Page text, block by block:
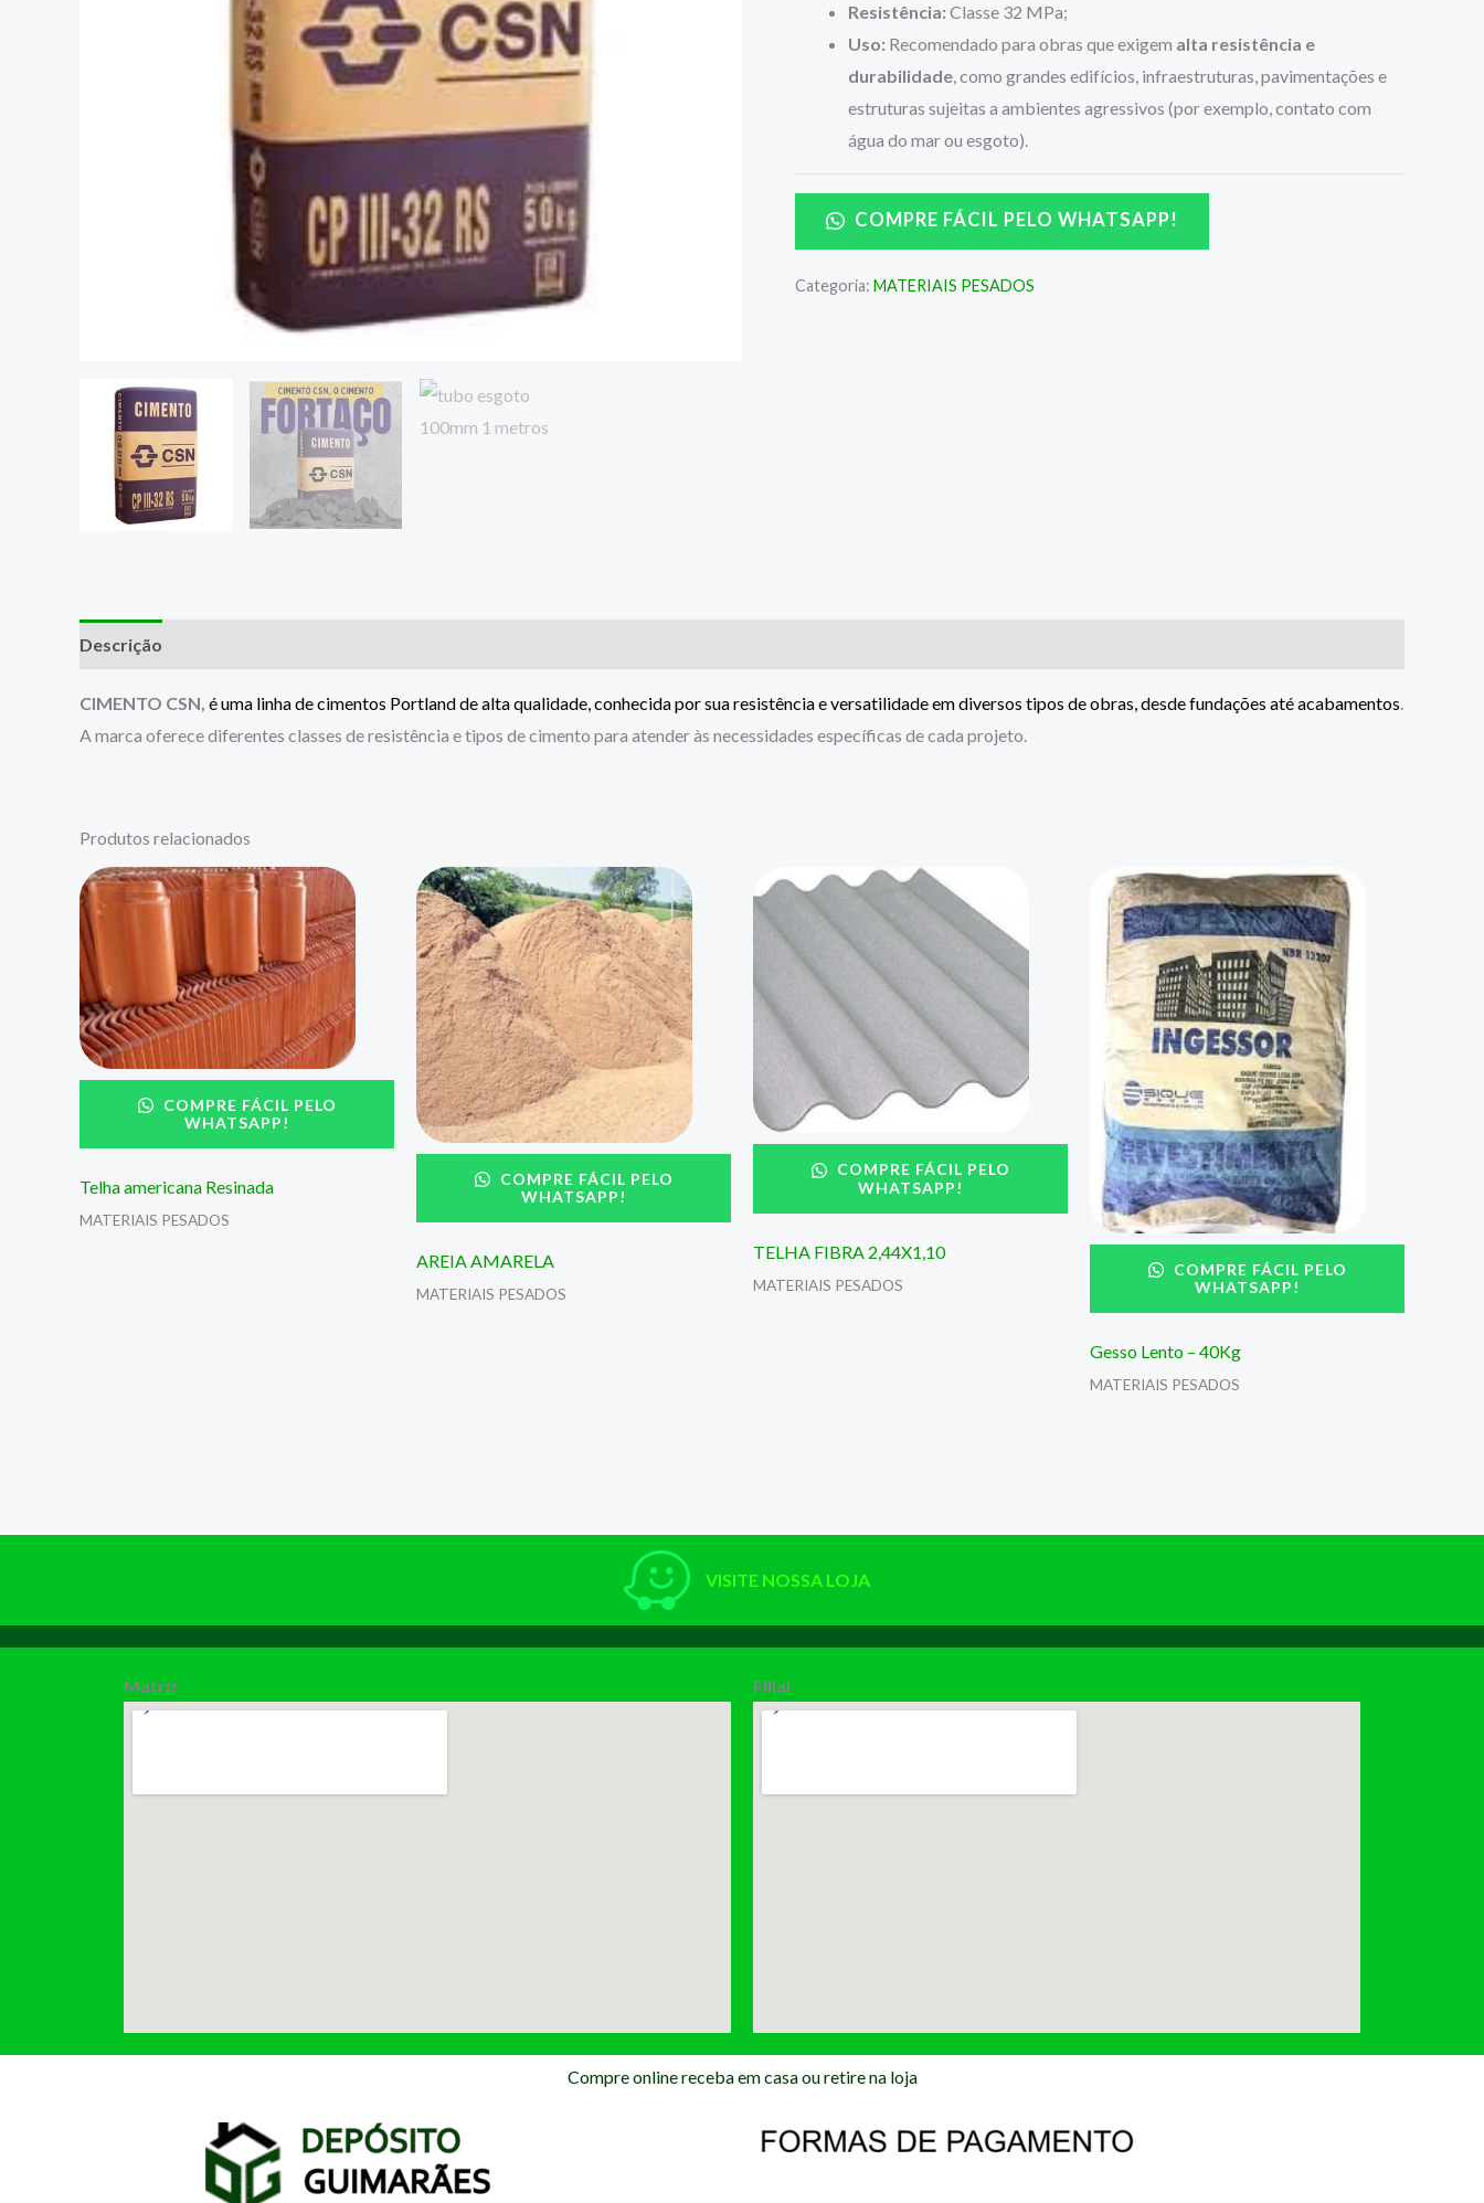
Resistência: Classe 32 MPa;
Uso: Recomendado para obras que exigem alta resistência e
durabilidade, como grandes edifícios, infraestruturas, pavimentações e
estruturas sujeitas a ambientes agressivos (por exemplo, contato com
água do mar ou esgoto).
COMPRE FÁCIL PELO WHATSAPP!
Categoria: MATERIAIS PESADOS
Descrição
CIMENTO CSN, é uma linha de cimentos Portland de alta qualidade, conhecida por sua resistência e versatilidade em diversos tipos de obras, desde fundações até acabamentos.
A marca oferece diferentes classes de resistência e tipos de cimento para atender às necessidades específicas de cada projeto.
Produtos relacionados
COMPRE FÁCIL PELO
WHATSAPP!
Telha americana Resinada
MATERIAIS PESADOS
COMPRE FÁCIL PELO
WHATSAPP!
AREIA AMARELA
MATERIAIS PESADOS
COMPRE FÁCIL PELO
WHATSAPP!
TELHA FIBRA 2,44X1,10
MATERIAIS PESADOS
COMPRE FÁCIL PELO
WHATSAPP!
Gesso Lento – 40Kg
MATERIAIS PESADOS
VISITE NOSSA LOJA
Matriz Filial
Compre online receba em casa ou retire na loja